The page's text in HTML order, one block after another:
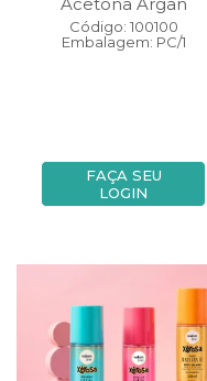
Código: 100100
Embalagem: PC/1
FAÇA SEU
LOGIN